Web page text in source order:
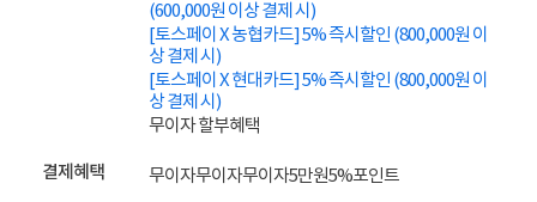
(600,000원 이상 결제 시)
[토스페이 X 농협카드] 5% 즉시할인 (800,000원 이
상 결제 시)
[토스페이 X 현대카드] 5% 즉시할인 (800,000원 이
상 결제 시)
무이자 할부혜택
결제혜택 무이자무이자무이자5만원5%포인트